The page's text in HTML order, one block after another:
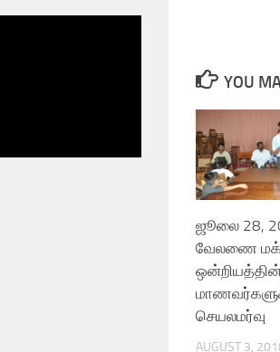
YOU
ஜூலை 28,
வேலணை
செயலமர்வு
AUGUST 3,